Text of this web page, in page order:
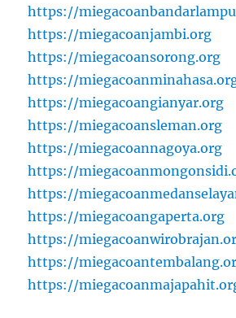
https://
https://miegacoanjambi.org
https://miegacoansorong.org
https://
https://miegacoangianyar.org
https://miegacoansleman.org
https://miegacoannagoya.org
https://
https://
https://miegacoangaperta.org
https://
https://
https://